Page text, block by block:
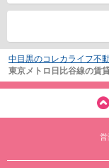
中目黒のコレカライフ不
東京メトロ日比谷線の賃
営